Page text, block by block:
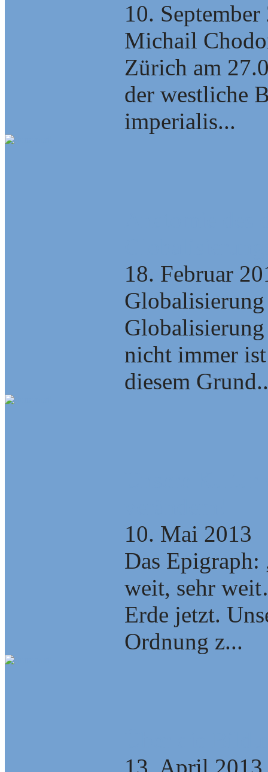
10.
Michail
Zürich am
der westliche
imperialis...
18. Februar
nicht immer
diesem
10. Mai 2013
Das Epigraph:
weit, sehr
Erde jetzt.
Ordnung z...